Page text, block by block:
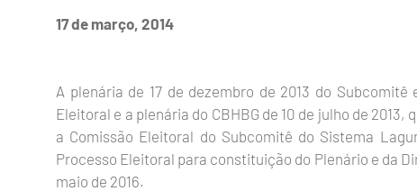
17 de março, 2014
A plenária de 17 de dezembro de 2013 do
Eleitoral e a plenária do CBHBG de 10 de julho de
a Comissão Eleitoral do Subcomitê do Sistema
Processo Eleitoral para constituição do Plenário e da
maio de 2016.